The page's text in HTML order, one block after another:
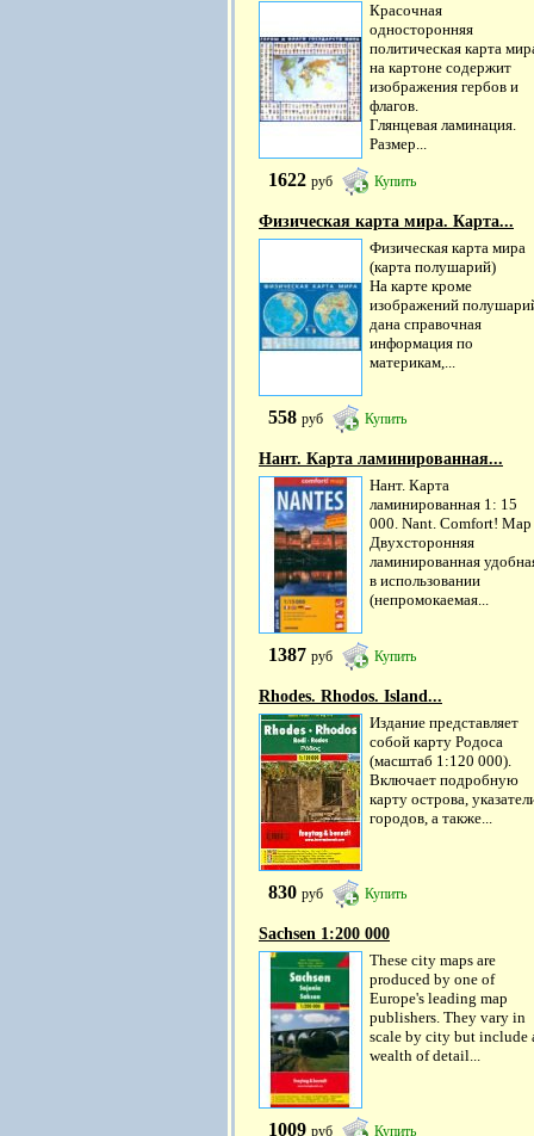
Красочная
односторонняя
политическая карта
на картоне содержит
изображения гербов и
флагов.
Глянцевая ламинация.
Размер...
1622 руб Купить
Физическая карта мира. Карта...
Физическая карта мира
(карта полушарий)
На карте кроме
изображений
дана справочная
информация по
материкам,...
558 руб Купить
Нант. Карта ламинированная...
Нант. Карта
ламинированная 1: 15
000. Nant. Comfort! Map
Двухсторонняя
ламинированная
в использовании
(непромокаемая...
1387 руб Купить
Rhodes. Rhodos. Island...
Издание представляет
собой карту Родоса
(масштаб 1:120 000).
Включает подробную
карту острова,
городов, а также...
830 руб Купить
Sachsen 1:200 000
These city maps are
produced by one of
Europe's leading map
publishers. They vary in
scale by city but include
wealth of detail...
1009 руб Купить